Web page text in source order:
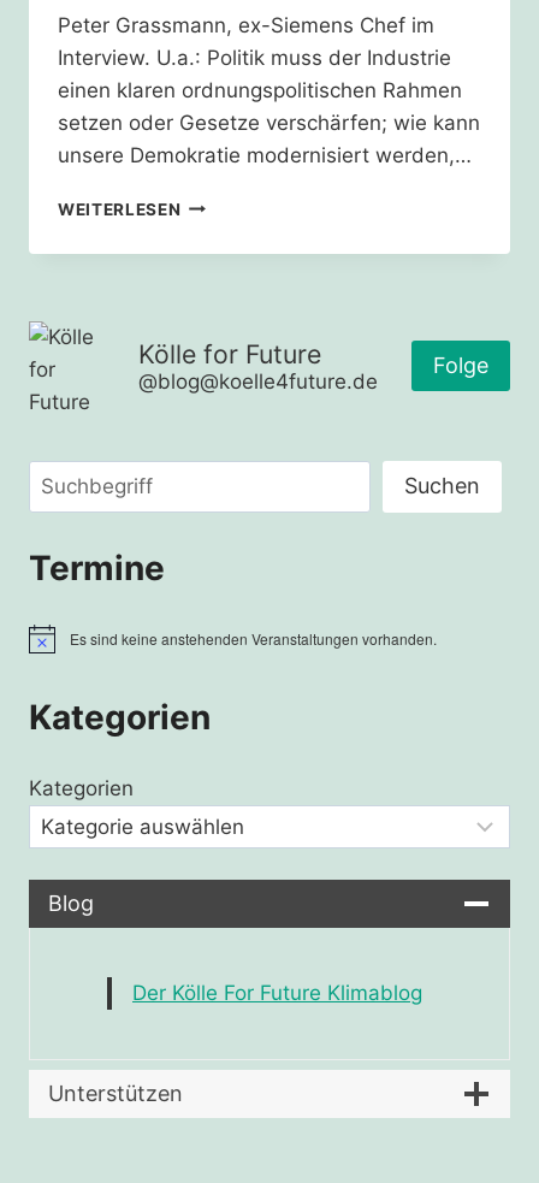
Peter Grassmann, ex-Siemens Chef im
Interview. U.a.: Politik muss der Industrie
einen klaren ordnungspolitischen Rahmen
setzen oder Gesetze verschärfen; wie kann
unsere Demokratie modernisiert werden,…
WEITERLESEN FÜR
KLIMA:
–
PETER
Kölle for Future
@blog@koelle4future.de
Folge
Suchen Suchen
Termine
HinweisEs sind keine anstehenden Veranstaltungen vorhanden.
Kategorien
Kategorien
Blog
Der Kölle For Future Klimablog
Unterstützen